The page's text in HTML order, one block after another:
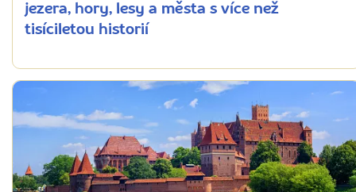
jezera, hory, lesy a města s více než
tisíciletou historií